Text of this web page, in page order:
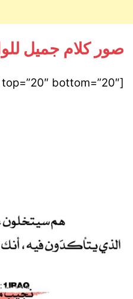
صور كلام جميل
[divider style=”solid” top=”20″ bottom=”20″]